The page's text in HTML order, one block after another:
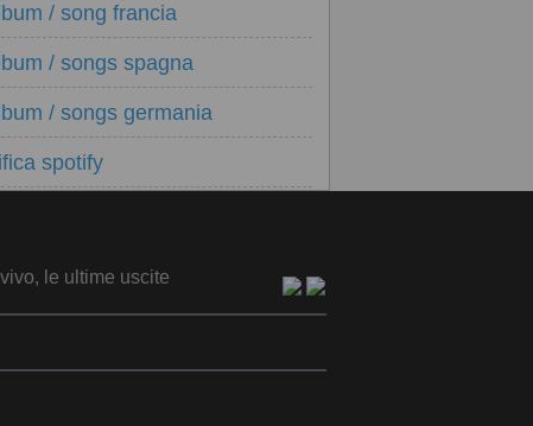
/ song francia
/ songs spagna
/ songs germania
spotify
le ultime uscite